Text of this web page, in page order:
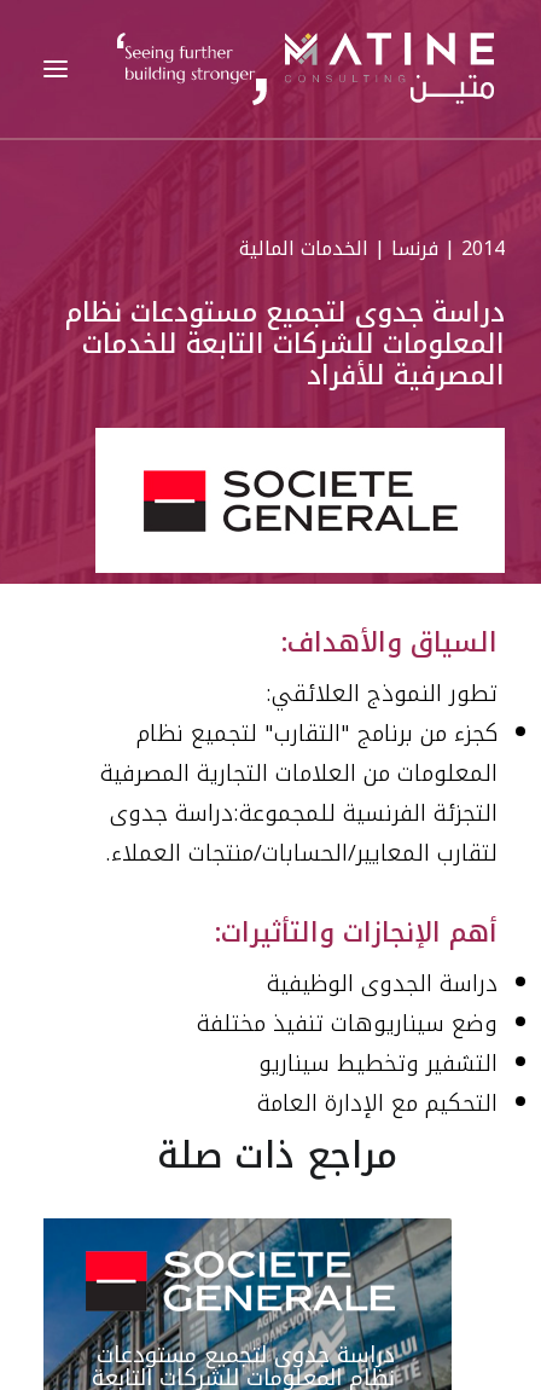
الخدمات المقدمة
المراجع
التحليلات
العربية
2014 | فرنسا | الخدمات المالية
دراسة جدوى لتجميع مستودعات نظام
المعلومات للشركات التابعة للخدمات
المصرفية للأفراد
السياق والأهداف:
تطور النموذج العلائقي:
كجزء من برنامج "التقارب" لتجميع نظام
المعلومات من العلامات التجارية المصرفية
التجزئة الفرنسية للمجموعة:دراسة جدوى
لتقارب المعايير/الحسابات/منتجات العملاء.
أهم الإنجازات والتأثيرات:
دراسة الجدوى الوظيفية
وضع سيناريوهات تنفيذ مختلفة
التشفير وتخطيط سيناريو
التحكيم مع الإدارة العامة
مراجع ذات صلة
دراسة جدوى لتجميع مستودعات
نظام المعلومات للشركات التابعة